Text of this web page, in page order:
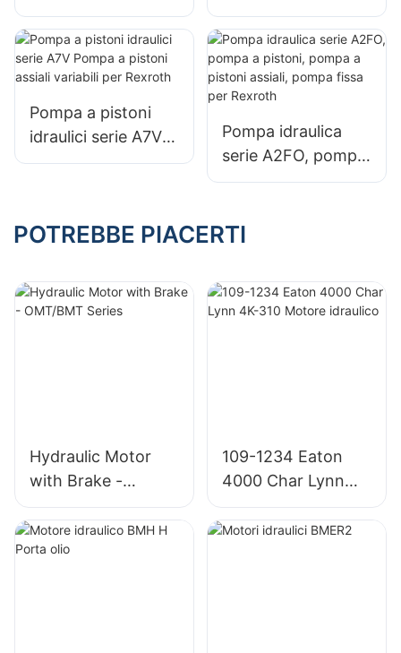
90/61W Motore a
pistoni assiali fissi
per Bosch Rexroth
idraulica a
cilindrata variabile
per Rexroth
Pompa a pistoni
idraulici serie A7V
Pompa a pistoni
Pompa idraulica
serie A2FO, pompa
a pistoni, pompa a
pompa fissa per
POTREBBE PIACERTI
Hydraulic Motor
with Brake -
OMT/BMT Series
109-1234 Eaton
4000 Char Lynn
4K-310 Motore
idraulico